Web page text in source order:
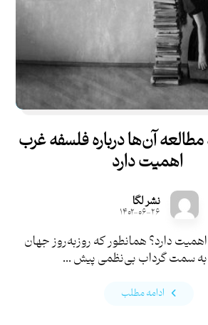
آن‌ها درباره فلسفه غرب
اهمیت دارد
نشر لگا
۱۴۰۲-۰۶-۲۶
دارد؟ همانطور که روزبه‌روز جهان
به سمت گرداب بی‌نظمی پیش ...
ادامه مطلب